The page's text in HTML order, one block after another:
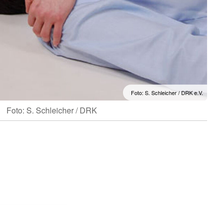
Foto: S. Schleicher / DRK e.V.
Foto: S. Schleicher / DRK